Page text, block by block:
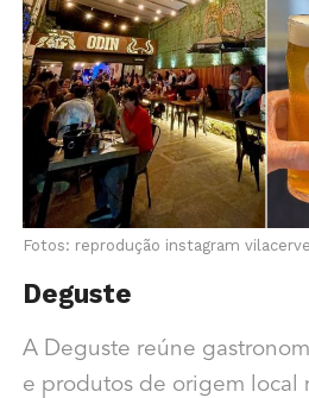
Fotos: reprodução instagram
⁠Deguste
A Deguste reúne
e produtos de origem local